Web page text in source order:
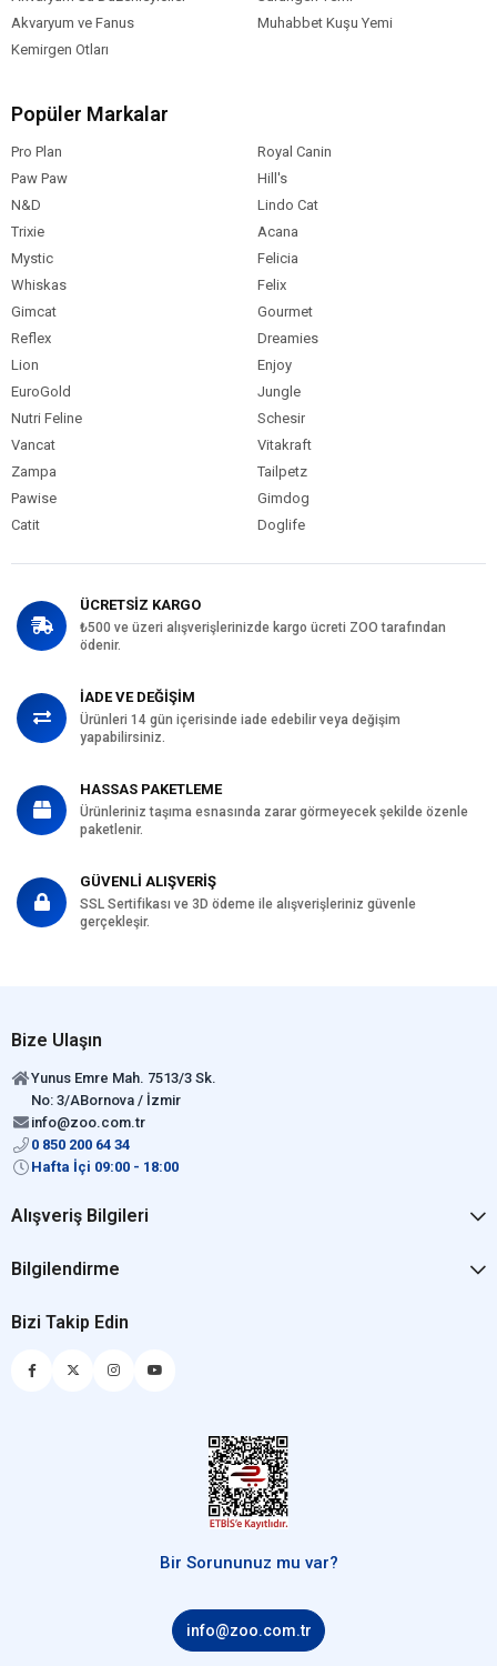
Akvaryum ve Fanus
Muhabbet Kuşu Yemi
Kemirgen Otları
Popüler Markalar
Pro Plan
Royal Canin
Paw Paw
Hill's
N&D
Lindo Cat
Trixie
Acana
Mystic
Felicia
Whiskas
Felix
Gimcat
Gourmet
Reflex
Dreamies
Lion
Enjoy
EuroGold
Jungle
Nutri Feline
Schesir
Vancat
Vitakraft
Zampa
Tailpetz
Pawise
Gimdog
Catit
Doglife
ÜCRETSİZ KARGO
₺500 ve üzeri alışverişlerinizde kargo ücreti ZOO tarafından
ödenir.
İADE VE DEĞİŞİM
Ürünleri 14 gün içerisinde iade edebilir veya değişim
yapabilirsiniz.
HASSAS PAKETLEME
Ürünleriniz taşıma esnasında zarar görmeyecek şekilde özenle
paketlenir.
GÜVENLİ ALIŞVERİŞ
SSL Sertifikası ve 3D ödeme ile alışverişleriniz güvenle
gerçekleşir.
Bize Ulaşın
Yunus Emre Mah. 7513/3 Sk.
No: 3/ABornova / İzmir
info@zoo.com.tr
0 850 200 64 34
Hafta İçi 09:00 - 18:00
Alışveriş Bilgileri
Bilgilendirme
Bizi Takip Edin
Bir Sorununuz mu var?
info@zoo.com.tr